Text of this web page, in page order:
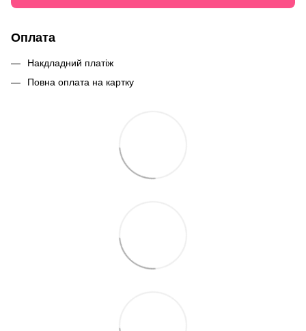
Оплата
Накдладний платіж
Повна оплата на картку